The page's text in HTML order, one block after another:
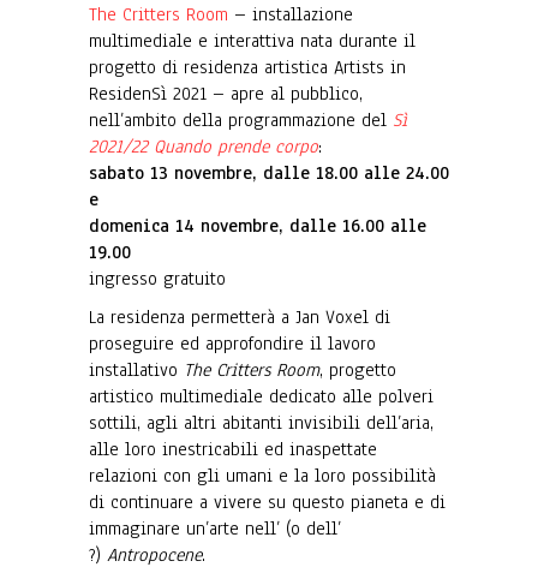
The Critters Room – installazione
multimediale e interattiva nata durante il
progetto di residenza artistica Artists in
ResidenSì 2021 – apre al pubblico,
nell’ambito della programmazione del Sì
2021/22 Quando prende corpo:
sabato 13 novembre, dalle 18.00 alle 24.00
e
domenica 14 novembre, dalle 16.00 alle
19.00
ingresso gratuito
La residenza permetterà a Jan Voxel di
proseguire ed approfondire il lavoro
installativo The Critters Room, progetto
artistico multimediale dedicato alle polveri
sottili, agli altri abitanti invisibili dell’aria,
alle loro inestricabili ed inaspettate
relazioni con gli umani e la loro possibilità
di continuare a vivere su questo pianeta e di
immaginare un’arte nell’ (o dell’
?) Antropocene.